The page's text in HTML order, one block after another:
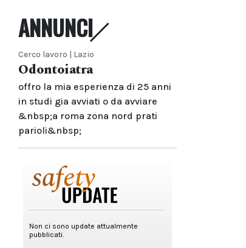
ANNUNCI
Cerco lavoro | Lazio
Odontoiatra
offro la mia esperienza di 25 anni
in studi gia avviati o da avviare
&nbsp;a roma zona nord prati
parioli&nbsp;